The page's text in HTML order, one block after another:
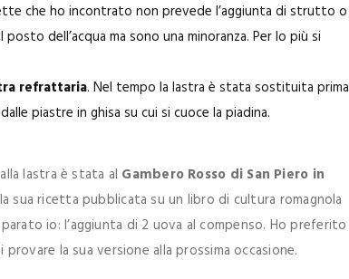
che ho incontrato non prevede l’aggiunta di strutto o
dell’acqua ma sono una minoranza. Per lo più si
refrattaria. Nel tempo la lastra è stata sostituita prima
piastre in ghisa su cui si cuoce la piadina.
lastra è stata al Gambero Rosso di San Piero in
sua ricetta pubblicata su un libro di cultura romagnola
io: l’aggiunta di 2 uova al compenso. Ho preferito
la sua versione alla prossima occasione.